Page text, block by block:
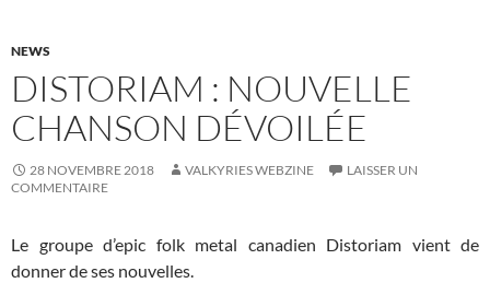
NEWS
DISTORIAM : NOUVELLE
CHANSON DÉVOILÉE
28 NOVEMBRE 2018 VALKYRIES WEBZINE
LAISSER UN
COMMENTAIRE
Le groupe d’epic folk metal canadien Distoriam vient de
donner de ses nouvelles.